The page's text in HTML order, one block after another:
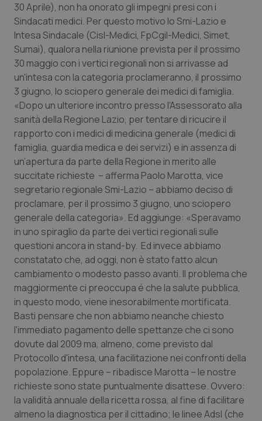
Liguria
Lombardia
Marche
Molise
Piemonte
Provincia Autonoma di Bolzano
Provincia Autonoma di Trento
Puglia
Sardegna
Sicilia
Toscana
Umbria
Valle D’Aosta
Veneto
Disturbi dell’umore
Dolore
Donna & Salute
Epatiti
HIV
Infezioni & Febbre
Ipertensione & Scompenso
Malattie rare
Malattia di Crohn & Rettocolite Ulcerosa
Neuroscienze & patologie neurodegenerative
Obesità
Oftalmologia
Oncodermatologia
Oncoematologia
30 Aprile), non ha onorato gli impegni presi con i
Sindacati medici. Per questo motivo lo Smi-Lazio e
Intesa Sindacale (Cisl-Medici, FpCgil-Medici, Simet,
Sumai), qualora nella riunione prevista per il prossimo
30 maggio con i vertici regionali non si arrivasse ad
un'intesa con la categoria proclameranno, il prossimo
3 giugno, lo sciopero generale dei medici di famiglia.
«Dopo un ulteriore incontro presso l'Assessorato alla
sanità della Regione Lazio, per tentare di ricucire il
rapporto con i medici di medicina generale (medici di
famiglia, guardia medica e dei servizi) e in assenza di
un’apertura da parte della Regione in merito alle
succitate richieste – afferma Paolo Marotta, vice
segretario regionale Smi-Lazio – abbiamo deciso di
proclamare, per il prossimo 3 giugno, uno sciopero
generale della categoria». Ed aggiunge: «Speravamo
in uno spiraglio da parte dei vertici regionali sulle
questioni ancora in stand-by. Ed invece abbiamo
constatato che, ad oggi, non è stato fatto alcun
cambiamento o modesto passo avanti. Il problema che
maggiormente ci preoccupa é che la salute pubblica,
in questo modo, viene inesorabilmente mortificata.
Basti pensare che non abbiamo neanche chiesto
l'immediato pagamento delle spettanze che ci sono
dovute dal 2009 ma, almeno, come previsto dal
Protocollo d'intesa, una facilitazione nei confronti della
popolazione. Eppure – ribadisce Marotta – le nostre
richieste sono state puntualmente disattese. Ovvero:
la validità annuale della ricetta rossa, al fine di facilitare
almeno la diagnostica per il cittadino; le linee Adsl (che